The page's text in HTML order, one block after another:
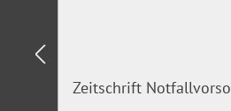
Zeitschrift